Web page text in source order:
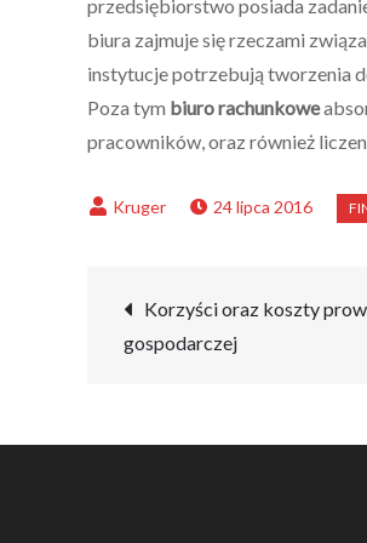
przedsiębiorstwo posiada
biura zajmuje się rzeczami
instytucje potrzebują tworzenia
Poza tym biuro rachunkowe
pracowników, oraz również
24 lipca 2016
Nawigacja
Korzyści oraz koszty
gospodarczej